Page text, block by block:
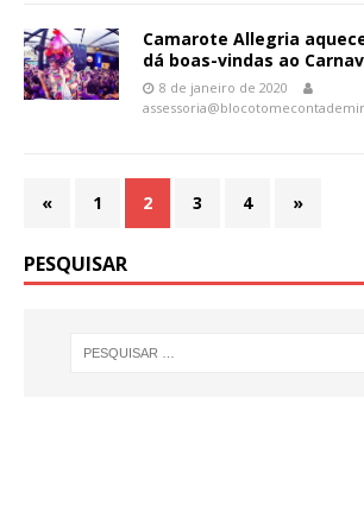
Camarote Allegria
dá boas-vindas ao
8 de janeiro de 2020
« 1 2 3 4 »
PESQUISAR